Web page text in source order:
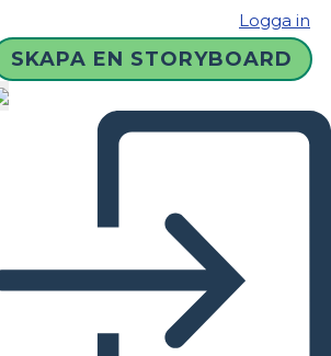
Logga in
SKAPA EN STORYBOARD